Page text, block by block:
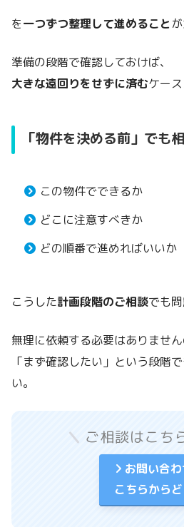
を一つずつ整理して進めること
準備の段階で確認しておけば、
大きな遠回りをせずに済むケー
「物件を決める前」でも
この物件でできるか
どこに注意すべきか
どの順番で進めればいいか
こうした計画段階のご相談でも
無理に依頼する必要はありません
「まず確認したい」という段階
い。
ご相談はこち
お問い合
こちらから